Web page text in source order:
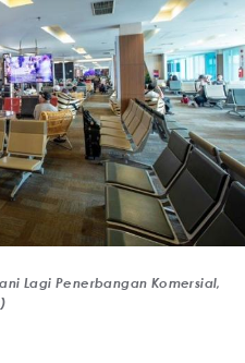
Lagi Penerbangan Komersial,